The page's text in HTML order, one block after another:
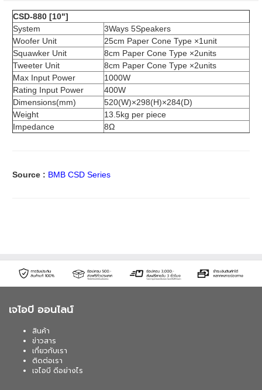
CSD-880 [10"]
System
3Ways 5Speakers
Woofer Unit
25cm Paper Cone Type ×1unit
Squawker Unit
8cm Paper Cone Type ×2units
Tweeter Unit
8cm Paper Cone Type ×2units
Max Input Power
1000W
Rating Input Power
400W
Dimensions(mm)
520(W)×298(H)×284(D)
Weight
13.5kg per piece
Impedance
8Ω
Source : BMB CSD Series
เจไอบี ออนไลน์
สินค้า
ข่าวสาร
เกี่ยวกับเรา
ติดต่อเรา
เจไอบี ดีอย่างไร